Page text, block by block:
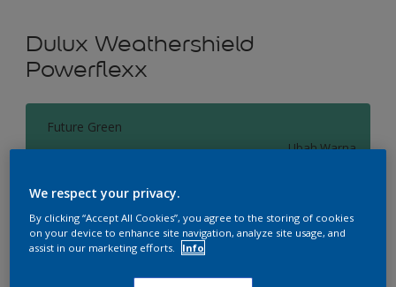
Dulux Weathershield
Powerflexx
Future Green
Ubah Warna
Ukuran
2.5 L 20 L
Kalkulator cat
We respect your privacy.
By clicking “Accept All Cookies”, you agree to the storing of cookies
on your device to enhance site navigation, analyze site usage, and
assist in our marketing efforts.
Info